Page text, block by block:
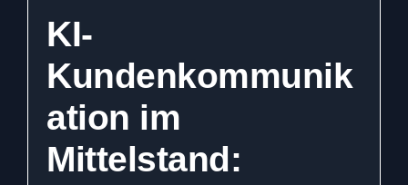
KI-
Kundenkommunik
ation im
Mittelstand: